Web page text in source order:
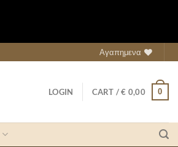
Αγαπημενα
LOGIN CART /€ 0,00 0